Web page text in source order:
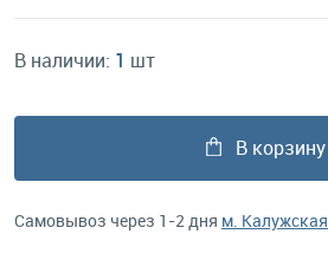
В наличии: 1 шт
В корзину
Самовывоз через 1-2 дня м. Калужская